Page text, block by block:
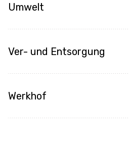
Umwelt
Ver- und Entsorgung
Werkhof